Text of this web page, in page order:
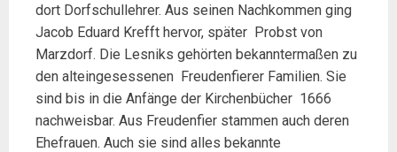
dort Dorfschullehrer. Aus seinen Nachkommen ging
Jacob Eduard Krefft hervor, später Probst von
Marzdorf. Die Lesniks gehörten bekanntermaßen zu
den alteingesessenen Freudenfierer Familien. Sie
sind bis in die Anfänge der Kirchenbücher 1666
nachweisbar. Aus Freudenfier stammen auch deren
Ehefrauen. Auch sie sind alles bekannte